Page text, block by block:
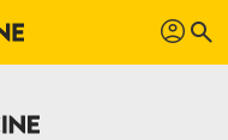
profil search